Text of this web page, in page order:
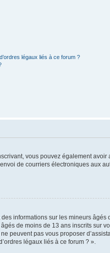
légaux liés à ce forum ?
vous pouvez également avoir
de courriers électroniques aux
informations sur les mineurs âgés
de moins de 13 ans inscrits sur
peuvent pas vous proposer
légaux liés à ce forum ? ».